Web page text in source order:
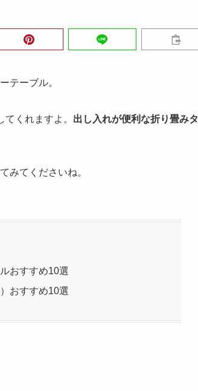
テーブル。
くれますよ。 出し入れが便利な折り畳みタ
みてくださいね。
おすすめ10選
おすすめ10選